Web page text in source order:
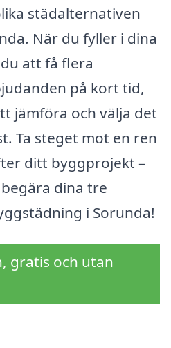
städalternativen
När du fyller i dina
att få flera
på kort tid,
jämföra och välja det
Ta steget mot en ren
ditt byggprojekt –
dina tre
i Sorunda!
gratis och utan